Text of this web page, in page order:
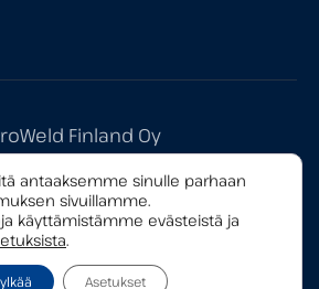
Finland Oy
antaaksemme sinulle parhaan
sivuillamme.
käyttämistämme evästeistä ja
.
Asetukset